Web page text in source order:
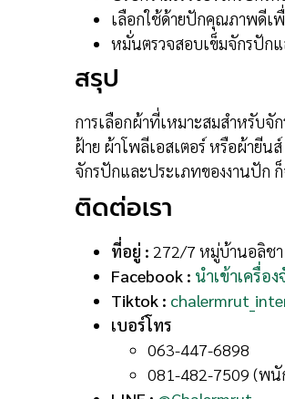
เลือกใช้ด้ายปักคุณภาพดีเ
หมั่นตรวจสอบเข็มจักรปัก
สรุป
การเลือกผ้าที่เหมาะสมสำหรับ
ฝ้าย ผ้าโพลีเอสเตอร์ หรือผ้ายี
จักรปักและประเภทของงานปัก
ติดต่อเรา
ที่อยู่ : 272/7 หมู่บ้านอลิชา
Facebook : นำเข้าเครื่อ
Tiktok :
เบอร์โทร
063-447-6898
081-482-7509 (พนั